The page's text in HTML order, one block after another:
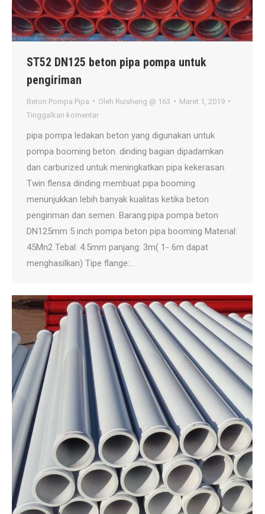
ST52 DN125 beton pipa pompa untuk
pengiriman
Beton Pompa Pipa Oleh Ruisheng @ 163
Maret 1, 2019
Tinggalkan komentar
pipa pompa ledakan beton yang digunakan untuk
pompa booming beton. dinding bagian dipadamkan
dan carburized untuk meningkatkan pipa kekerasan.
Twin flensa dinding membuat pipa booming
menunjukkan lebih banyak kualitas ketika beton
pengiriman dan semen. Barang:pipa pompa beton
DN125mm 5 inch pompa beton pipa booming Material:
45Mn2 Tebal: 4.5mm panjang: 3m( 1- 6m dapat
menghasilkan) Tipe flange:…